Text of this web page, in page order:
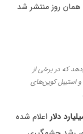
روز منتشر شد
که در برخی از
استیبل کوین‌های
اعلام شده